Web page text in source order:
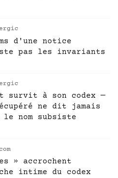
d'une notice
pas les invariants
survit à son codex —
ne dit jamais
nom subsiste
» accrochent
intime du codex